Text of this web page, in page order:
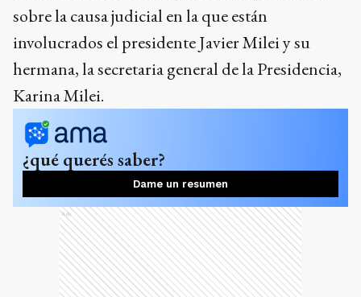
sobre la causa judicial en la que están
involucrados el presidente Javier Milei y su
hermana, la secretaria general de la Presidencia,
Karina Milei.
¿qué querés saber?
Dame un resumen
Ads